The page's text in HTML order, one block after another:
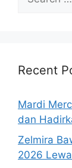
for:
Recent
Mardi
dan
Zelmira
2026